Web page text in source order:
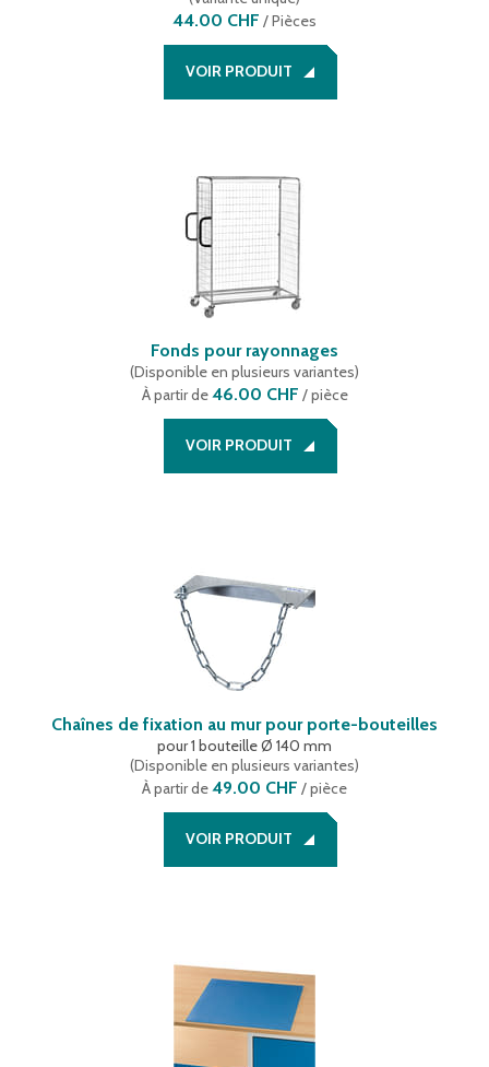
44.00 CHF /Pièces
VOIR PRODUIT
Fonds pour rayonnages
(Disponible en plusieurs variantes)
À partir de46.00 CHF / pièce
VOIR PRODUIT
Chaînes de fixation au mur pour porte-bouteilles
pour 1 bouteille Ø 140 mm
(Disponible en plusieurs variantes)
À partir de49.00 CHF / pièce
VOIR PRODUIT